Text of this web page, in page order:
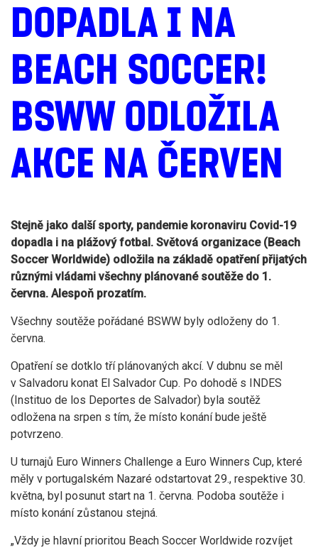
DOPADLA I NA
BEACH SOCCER!
BSWW ODLOŽILA
AKCE NA ČERVEN
Stejně jako další sporty, pandemie koronaviru Covid-19
dopadla i na plážový fotbal. Světová organizace (Beach
Soccer Worldwide) odložila na základě opatření přijatých
různými vládami všechny plánované soutěže do 1.
června. Alespoň prozatím.
Všechny soutěže pořádané BSWW byly odloženy do 1.
června.
Opatření se dotklo tří plánovaných akcí. V dubnu se měl
v Salvadoru konat El Salvador Cup. Po dohodě s INDES
(Instituo de los Deportes de Salvador) byla soutěž
odložena na srpen s tím, že místo konání bude ještě
potvrzeno.
U turnajů Euro Winners Challenge a Euro Winners Cup, které
měly v portugalském Nazaré odstartovat 29., respektive 30.
května, byl posunut start na 1. června. Podoba soutěže i
místo konání zůstanou stejná.
„Vždy je hlavní prioritou Beach Soccer Worldwide rozvíjet